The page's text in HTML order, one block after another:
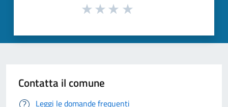
Contatta il comune
Leggi le domande frequenti